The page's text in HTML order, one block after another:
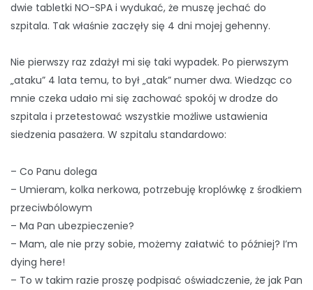
dwie tabletki NO-SPA i wydukać, że muszę jechać do
szpitala. Tak właśnie zaczęły się 4 dni mojej gehenny.
Nie pierwszy raz zdażył mi się taki wypadek. Po pierwszym
„ataku” 4 lata temu, to był „atak” numer dwa. Wiedząc co
mnie czeka udało mi się zachować spokój w drodze do
szpitala i przetestować wszystkie możliwe ustawienia
siedzenia pasażera. W szpitalu standardowo:
– Co Panu dolega
– Umieram, kolka nerkowa, potrzebuję kroplówkę z środkiem
przeciwbólowym
– Ma Pan ubezpieczenie?
– Mam, ale nie przy sobie, możemy załatwić to później? I’m
dying here!
– To w takim razie proszę podpisać oświadczenie, że jak Pan